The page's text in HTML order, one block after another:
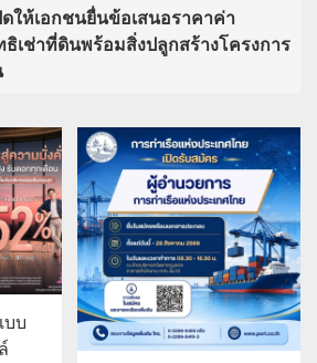
ให้เอกชนยื่นข้อเสนอราคาค่า
ธิเช่าที่ดินพร้อมสิ่งปลูกสร้างโครงการ
บบ